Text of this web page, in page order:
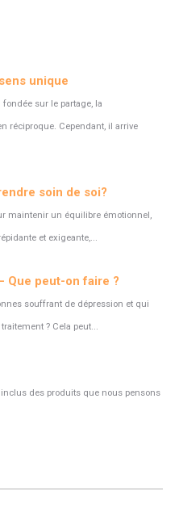
unique
sur le partage, la
réciproque. Cependant, il arrive
soin de soi?
maintenir un équilibre émotionnel,
et exigeante,...
Que peut-on faire ?
souffrant de dépression et qui
? Cela peut...
des produits que nous pensons